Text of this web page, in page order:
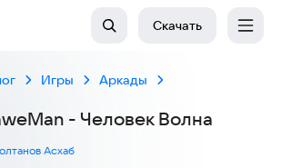
Скачать
Игры Аркады
- Человек Волна
Асхаб